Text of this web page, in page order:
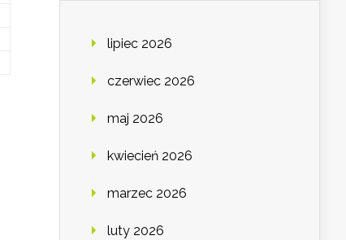
lipiec 2026
czerwiec 2026
maj 2026
kwiecień 2026
marzec 2026
luty 2026